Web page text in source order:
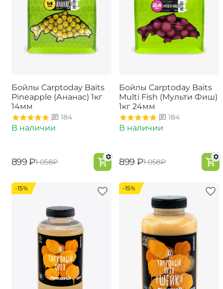
Бойлы Carptoday Baits
Pineapple (Ананас) 1кг
14мм
184
В наличии
‍899‍ ₽‍1 058‍₽
Бойлы Carptoday Baits
Multi Fish (Мульти Фиш)
1кг 24мм
184
В наличии
‍899‍ ₽‍1 058‍₽
-15% -15%